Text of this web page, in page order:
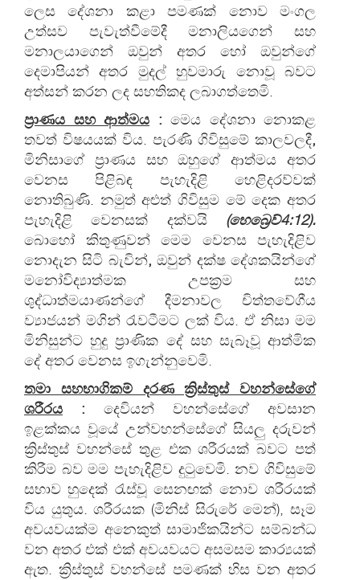
ලෙස දේශනා කළා පමණක් නොව මංගල
උත්සව පැවැත්වීමේදී මනාලියගෙන් සහ
මනාලයාගෙන් ඔවුන් අතර හෝ ඔවුන්ගේ
දෙමාපියන් අතර මුදල් හුවමාරු නොවූ බවට
අත්සන් කරන ලද සහතිකද ලබාගත්තෙමි.
ප්‍රාණය සහ ආත්මය : මෙය දේශනා නොකළ
තවත් විෂයයක් විය. පැරණි ගිවිසුමේ කාලවලදී,
මිනිසාගේ ප්‍රාණය සහ ඔහුගේ ආත්මය අතර
වෙනස පිළිබඳ පැහැදිළි හෙළිදරව්වක්
නොතිබුණි. නමුත් අළුත් ගිවිසුම මේ දෙක අතර
පැහැදිළි වෙනසක් දක්වයි (හෙබ්‍රෙව්4:12).
බොහෝ කිතුණුවන් මෙම වෙනස පැහැදිළිව
නොදැන සිටි බැවින්,ඔවුන් දක්ෂ දේශකයින්ගේ
මනෝවිද්‍යාත්මක උපක්‍රම සහ
ශුද්ධාත්මයාණන්ගේ දීමනාවල චිත්තවේගීය
ව්‍යාජයන් මගින් රැවටීමට ලක් විය. ඒ නිසා මම
මිනිසුන්ට හුදු ප්‍රාණික දේ සහ සැබෑවූ ආත්මික
දේ අතර වෙනස ඉගැන්නුවෙමි.
තමා සහභාගිකම් දරණ ක්‍රිස්තුස් වහන්සේගේ
ශරීරය : දෙවියන් වහන්සේගේ අවසාන
ඉළක්කය වූයේ උන්වහන්සේගේ සියලු දරුවන්
ක්‍රිස්තුස් වහන්සේ තුළ එක ශරීරයක් බවට පත්
කිරීම බව මම පැහැදිළිව දුටුවෙමි. නව ගිවිසුමේ
සභාව හුදෙක් රැස්වූ සෙනඟක් නොව ශරීරයක්
විය යුතුය. ශරීරයක (මිනිස් සිරුරේ මෙන්), සෑම
අවයවයක්ම අනෙකුත් සාමාජිකයින්ට සම්බන්ධ
වන අතර එක් එක් අවයවයට අසමසම කාර‍්‍යයක්
ඇත. ක්‍රිස්තුස් වහන්සේ පමණක් හිස වන අතර